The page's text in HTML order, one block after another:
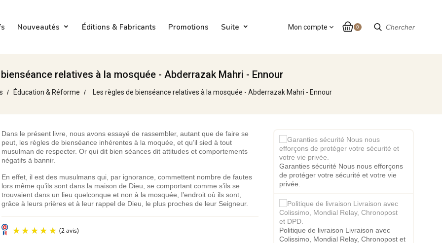
Chercher
Nouveautés Éditions & Fabricants Promotions Suite 0
Mon compte expand_more
relatives à la mosquée - Abderrazak Mahri - Ennour
Éducation & Réforme Les règles de bienséance relatives à la mosquée - Abderrazak Mahri - Ennour
Dans le présent livre, nous avons essayé de rassembler, autant que de faire se
peut, les règles de bienséance inhérentes à la moquée, et qu’il sied à tout
musulman de respecter. Or qui dit bien séances dit attitudes et comportements
négatifs à bannir.
En effet, il est des musulmans qui, par ignorance, commettent nombre de fautes
lors même qu’ils sont dans la maison de Dieu, se comportant comme s’ils se
trouvaient dans un lieu quelconque et non à la mosquée, l’endroit où ils sont,
grâce à leurs prières et à leur rappel de Dieu, le plus proches de leur Seigneur.
Garanties sécurité Nous nous efforçons
de protéger votre sécurité et votre vie
privée.
Politique de livraison Livraison avec
Colissimo, Mondial Relay, Chronopost et